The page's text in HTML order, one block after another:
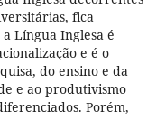
fica
Língua Inglesa é
e é o
do ensino e da
e ao produtivismo
Porém,